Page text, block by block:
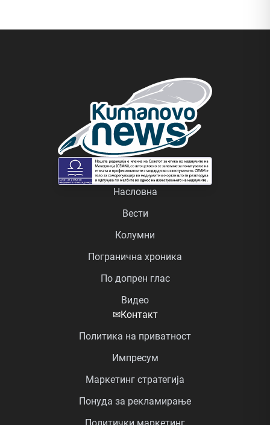
Насловна
Вести
Колумни
Погранична хроника
По допрен глас
Видео
✉Контакт
Политика на приватност
Импресум
Маркетинг стратегија
Понуда за рекламирање